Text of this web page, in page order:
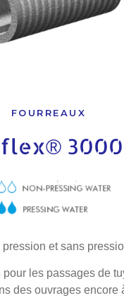
FOURREAUX
pression et sans
pour les passages de
des ouvrages encore